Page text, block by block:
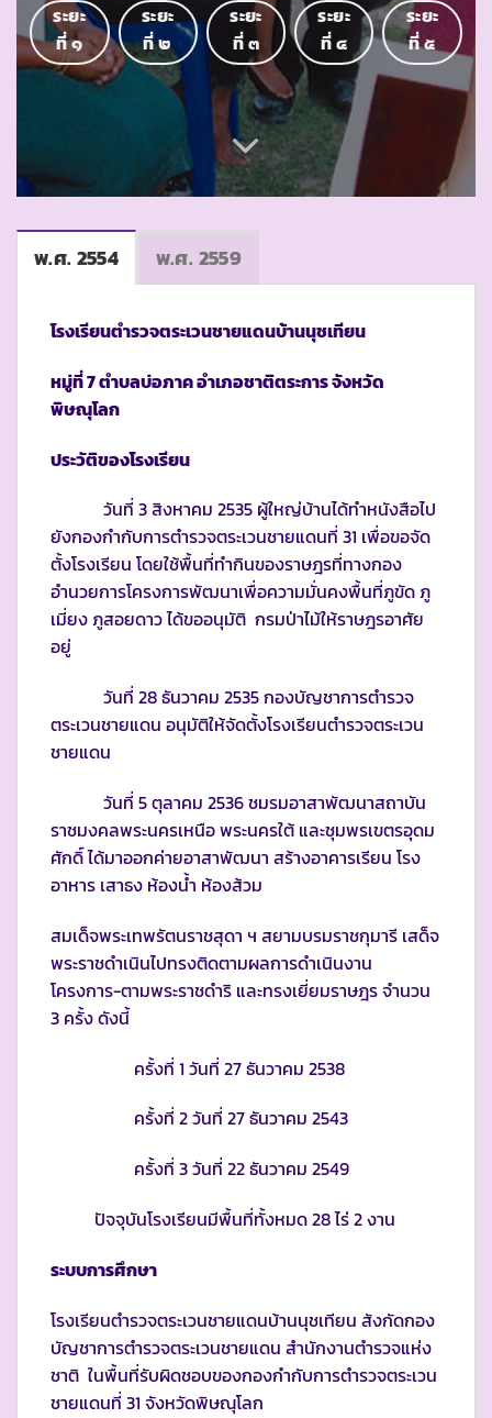
ระยะ
ที่ ๑
ระยะ
ที่ ๒
ระยะ
ที่ ๓
ระยะ
ที่ ๔
ระยะ
ที่ ๕
พ.ศ. 2554 พ.ศ. 2559
โรงเรียนตำรวจตระเวนชายแดนบ้านนุชเทียน
หมู่ที่ 7 ตำบลบ่อภาค อำเภอชาติตระการ จังหวัด
พิษณุโลก
ประวัติของโรงเรียน
วันที่ 3 สิงหาคม 2535 ผู้ใหญ่บ้านได้ทำหนังสือไป
ยังกองกำกับการตำรวจตระเวนชายแดนที่ 31 เพื่อขอจัด
ตั้งโรงเรียน โดยใช้พื้นที่ทำกินของราษฎรที่ทางกอง
อำนวยการโครงการพัฒนาเพื่อความมั่นคงพื้นที่ภูขัด ภู
เมี่ยง ภูสอยดาว ได้ขออนุมัติ กรมป่าไม้ให้ราษฎรอาศัย
อยู่
วันที่ 28 ธันวาคม 2535 กองบัญชาการตำรวจ
ตระเวนชายแดน อนุมัติให้จัดตั้งโรงเรียนตำรวจตระเวน
ชายแดน
วันที่ 5 ตุลาคม 2536 ชมรมอาสาพัฒนาสถาบัน
ราชมงคลพระนครเหนือ พระนครใต้ และชุมพรเขตรอุดม
ศักดิ์ ได้มาออกค่ายอาสาพัฒนา สร้างอาคารเรียน โรง
อาหาร เสาธง ห้องน้ำ ห้องส้วม
สมเด็จพระเทพรัตนราชสุดา ฯ สยามบรมราชกุมารี เสด็จ
พระราชดำเนินไปทรงติดตามผลการดำเนินงาน
โครงการ-ตามพระราชดำริ และทรงเยี่ยมราษฎร จำนวน
3 ครั้ง ดังนี้
ครั้งที่ 1 วันที่ 27 ธันวาคม 2538
ครั้งที่ 2 วันที่ 27 ธันวาคม 2543
ครั้งที่ 3 วันที่ 22 ธันวาคม 2549
ปัจจุบันโรงเรียนมีพื้นที่ทั้งหมด 28 ไร่ 2 งาน
ระบบการศึกษา
โรงเรียนตำรวจตระเวนชายแดนบ้านนุชเทียน สังกัดกอง
บัญชาการตำรวจตระเวนชายแดน สำนักงานตำรวจแห่ง
ชาติ ในพื้นที่รับผิดชอบของกองกำกับการตำรวจตระเวน
ชายแดนที่ 31 จังหวัดพิษณุโลก